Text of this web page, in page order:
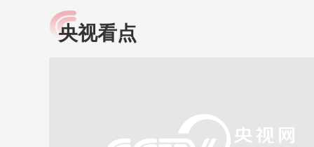
小央视频
知识！
央视看点